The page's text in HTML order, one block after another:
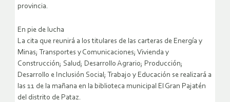
provincia.
En pie de lucha
La cita que reunirá a los titulares de las carteras de Energía y
Minas; Transportes y Comunicaciones; Vivienda y
Construcción; Salud; Desarrollo Agrario; Producción;
Desarrollo e Inclusión Social; Trabajo y Educación se realizará a
las 11 de la mañana en la biblioteca municipal El Gran Pajatén
del distrito de Pataz.